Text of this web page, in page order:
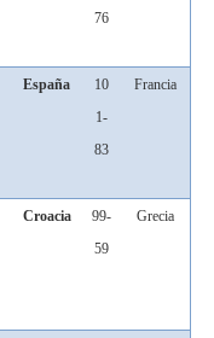
76
España
10
1-
83
Francia
Croacia
99-
59
Grecia